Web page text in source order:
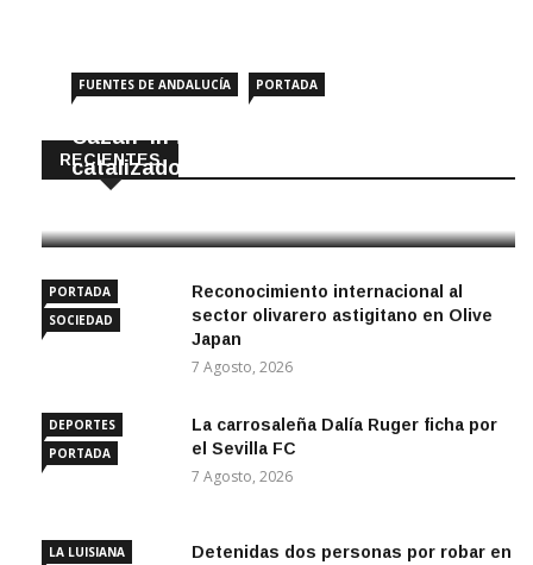
RECIENTES
FUENTES DE ANDALUCÍA PORTADA
Cazan ‘in fraganti’ a ladrones de
catalizadores
PORTADA
SOCIEDAD
Reconocimiento internacional al
sector olivarero astigitano en Olive
Japan
7 Agosto, 2026
DEPORTES
PORTADA
La carrosaleña Dalía Ruger ficha por
el Sevilla FC
7 Agosto, 2026
LA LUISIANA
Detenidas dos personas por robar en